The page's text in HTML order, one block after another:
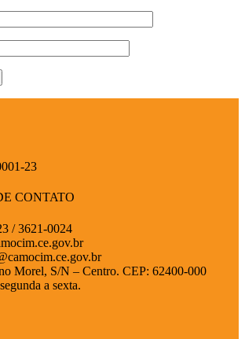
23
CONTATO
/ 3621-0024
Morel, S/N – Centro. CEP: 62400-000
a sexta.